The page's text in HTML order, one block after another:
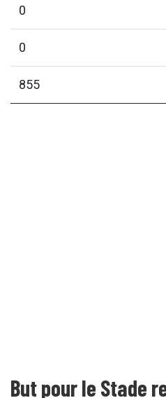
0
0
855
But pour le Stade